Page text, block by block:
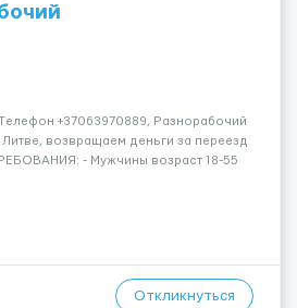
+37063970889, Разнорабочий
возвращаем деньги за переезд
- Мужчины возраст 18-55
9 евро/час днем...
Откликнуться